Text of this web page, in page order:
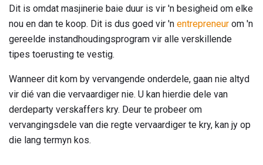
Dit is omdat masjinerie baie duur is vir 'n besigheid om elke
nou en dan te koop. Dit is dus goed vir 'n entrepreneur om 'n
gereelde instandhoudingsprogram vir alle verskillende
tipes toerusting te vestig.
Wanneer dit kom by vervangende onderdele, gaan nie altyd
vir dié van die vervaardiger nie. U kan hierdie dele van
derdeparty verskaffers kry. Deur te probeer om
vervangingsdele van die regte vervaardiger te kry, kan jy op
die lang termyn kos.